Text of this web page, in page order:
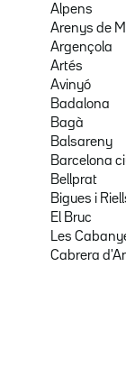
Alpens
Arenys de
Argençola
Artés
Avinyó
Badalona
Bagà
Balsareny
Barcelona
Bellprat
Bigues i
El Bruc
Les
Cabrera